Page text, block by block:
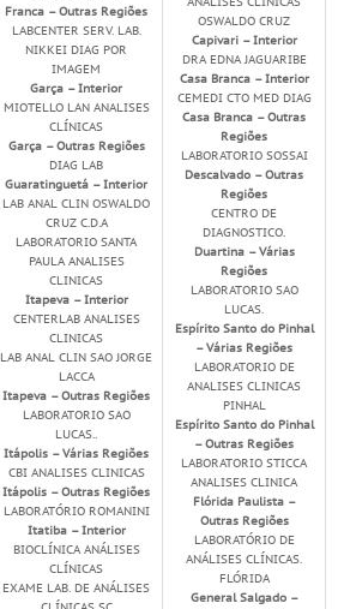
Franca – Outras Regiões
LABCENTER SERV. LAB.
NIKKEI DIAG POR
IMAGEM
Garça – Interior
MIOTELLO LAN ANALISES
CLÍNICAS
Garça – Outras Regiões
DIAG LAB
Guaratinguetá – Interior
LAB ANAL CLIN OSWALDO
CRUZ C.D.A
LABORATORIO SANTA
PAULA ANALISES
CLINICAS
Itapeva – Interior
CENTERLAB ANALISES
CLINICAS
LAB ANAL CLIN SAO JORGE
LACCA
Itapeva – Outras Regiões
LABORATORIO SAO
LUCAS..
Itápolis – Várias Regiões
CBI ANALISES CLINICAS
Itápolis – Outras Regiões
LABORATÓRIO ROMANINI
Itatiba – Interior
BIOCLÍNICA ANÁLISES
CLÍNICAS
EXAME LAB. DE ANÁLISES
OSWALDO CRUZ
Capivari – Interior
DRA EDNA JAGUARIBE
Casa Branca – Interior
CEMEDI CTO MED DIAG
Casa Branca – Outras
Regiões
LABORATORIO SOSSAI
Descalvado – Outras
Regiões
CENTRO DE
DIAGNOSTICO.
Duartina – Várias
Regiões
LABORATORIO SAO
LUCAS.
Espírito Santo do Pinhal
– Várias Regiões
LABORATORIO DE
ANALISES CLINICAS
PINHAL
Espírito Santo do Pinhal
– Outras Regiões
LABORATORIO STICCA
ANALISES CLINICA
Flórida Paulista –
Outras Regiões
LABORATÓRIO DE
ANÁLISES CLÍNICAS.
FLÓRIDA
General Salgado –